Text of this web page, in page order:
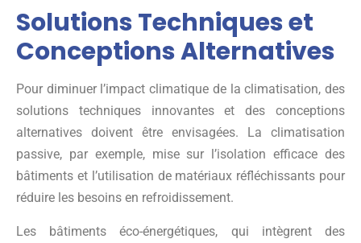
Solutions Techniques et
Conceptions Alternatives
Pour diminuer l’impact climatique de la climatisation, des
solutions techniques innovantes et des conceptions
alternatives doivent être envisagées. La climatisation
passive, par exemple, mise sur l’isolation efficace des
bâtiments et l’utilisation de matériaux réfléchissants pour
réduire les besoins en refroidissement.
Les bâtiments éco-énergétiques, qui intègrent des